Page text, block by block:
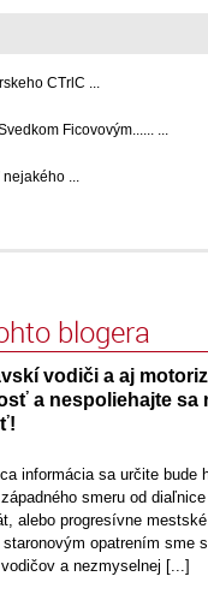
CTrlC ...
Ficovovým...... ...
...
blogera
vodiči a aj
a nespoliehajte sa
informácia sa určite
smeru od
alebo progresívne
opatrením sme
a nezmyselnej [...]